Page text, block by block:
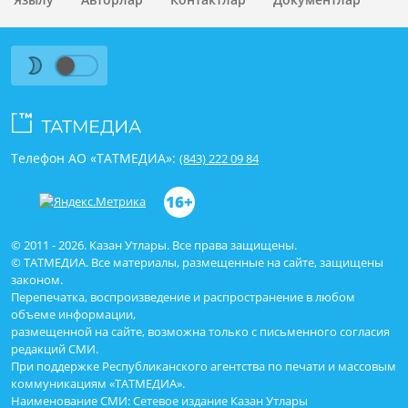
© 2011 - 2026. Казан Утлары. Все права защищены.
© ТАТМЕДИА. Все материалы, размещенные на сайте, защищены
законом.
Перепечатка, воспроизведение и распространение в любом
объеме информации,
размещенной на сайте, возможна только с письменного согласия
редакций СМИ.
При поддержке Республиканского агентства по печати и массовым
коммуникациям «ТАТМЕДИА».
Наименование СМИ: Сетевое издание Казан Утлары
Телефон АО «ТАТМЕДИА»: (843) 222 09 84
16+